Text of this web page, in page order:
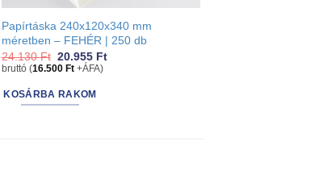
Papírtáska 240x120x340 mm
méretben – FEHÉR | 250 db
24.130Ft Original
price
24.130 Ft.
20.955 FtCurrent
bruttó (16.500 Ft+ÁFA)
KOSÁRBA RAKOM